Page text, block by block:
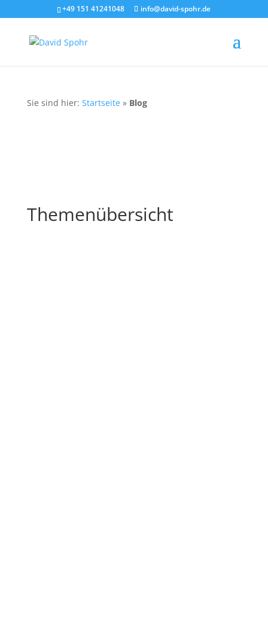
+49 151 41241048 info@david-spohr.de
Sie sind hier: Startseite» Blog
Themenübersicht